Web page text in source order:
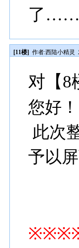
了
[11楼] 作者:西陆小精灵
对【8
您好！
此次
予以